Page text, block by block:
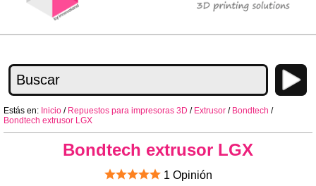
Estás en: Inicio / Repuestos para impresoras 3D / Extrusor / Bondtech /
Bondtech extrusor LGX
Bondtech extrusor LGX
1 Opinión